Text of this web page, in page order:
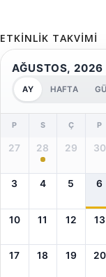
ETKINLIK TAKVIMI
AĞUSTOS, 2026
AY HAFTA
P S Ç P
27 28 29 30
3 4 5 6
10 11 12 13
17 18 19 20